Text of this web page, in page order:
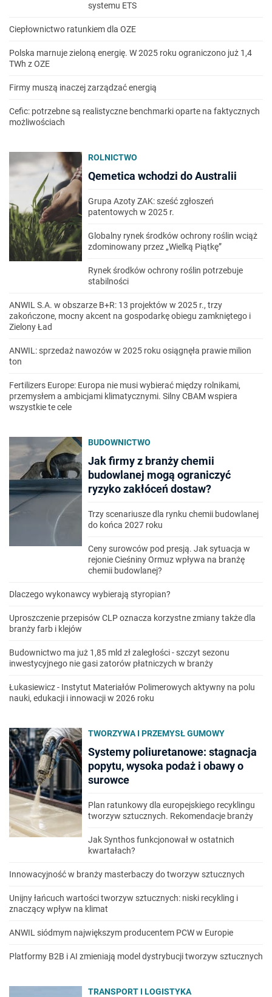
systemu ETS
Ciepłownictwo ratunkiem dla OZE
Polska marnuje zieloną energię. W 2025 roku ograniczono już 1,4
TWh z OZE
Firmy muszą inaczej zarządzać energią
Cefic: potrzebne są realistyczne benchmarki oparte na faktycznych
możliwościach
ROLNICTWO
Qemetica wchodzi do Australii
Grupa Azoty ZAK: sześć zgłoszeń
patentowych w 2025 r.
Globalny rynek środków ochrony roślin wciąż
zdominowany przez „Wielką Piątkę”
Rynek środków ochrony roślin potrzebuje
stabilności
ANWIL S.A. w obszarze B+R: 13 projektów w 2025 r., trzy
zakończone, mocny akcent na gospodarkę obiegu zamkniętego i
Zielony Ład
ANWIL: sprzedaż nawozów w 2025 roku osiągnęła prawie milion
ton
Fertilizers Europe: Europa nie musi wybierać między rolnikami,
przemysłem a ambicjami klimatycznymi. Silny CBAM wspiera
wszystkie te cele
BUDOWNICTWO
Jak firmy z branży chemii
budowlanej mogą ograniczyć
ryzyko zakłóceń dostaw?
Trzy scenariusze dla rynku chemii budowlanej
do końca 2027 roku
Ceny surowców pod presją. Jak sytuacja w
rejonie Cieśniny Ormuz wpływa na branżę
chemii budowlanej?
Dlaczego wykonawcy wybierają styropian?
Uproszczenie przepisów CLP oznacza korzystne zmiany także dla
branży farb i klejów
Budownictwo ma już 1,85 mld zł zaległości - szczyt sezonu
inwestycyjnego nie gasi zatorów płatniczych w branży
Łukasiewicz - Instytut Materiałów Polimerowych aktywny na polu
nauki, edukacji i innowacji w 2026 roku
TWORZYWA I PRZEMYSŁ GUMOWY
Systemy poliuretanowe: stagnacja
popytu, wysoka podaż i obawy o
surowce
Plan ratunkowy dla europejskiego recyklingu
tworzyw sztucznych. Rekomendacje branży
Jak Synthos funkcjonował w ostatnich
kwartałach?
Innowacyjność w branży masterbaczy do tworzyw sztucznych
Unijny łańcuch wartości tworzyw sztucznych: niski recykling i
znaczący wpływ na klimat
ANWIL siódmym największym producentem PCW w Europie
Platformy B2B i AI zmieniają model dystrybucji tworzyw sztucznych
TRANSPORT I LOGISTYKA